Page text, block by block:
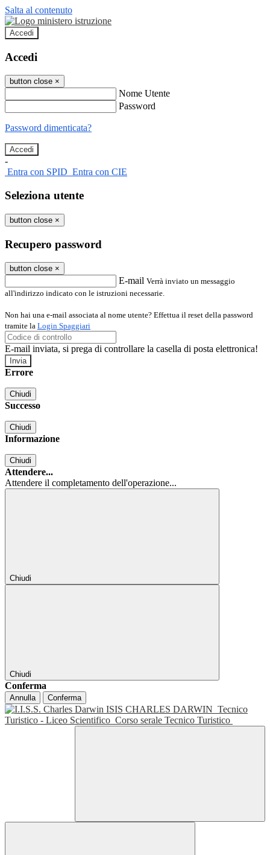
Salta al contenuto
Accedi
Accedi
button close ×
Nome Utente
Password
Password dimenticata?
-
Entra con SPID Entra con CIE
Seleziona utente
button close ×
Recupero password
button close ×
E-mail Verrà inviato un messaggio
all'indirizzo indicato con le istruzioni necessarie.
Non hai una e-mail associata al nome utente? Effettua il reset della password
tramite la Login Spaggiari
E-mail inviata, si prega di controllare la casella di posta elettronica!
Errore
Chiudi
Successo
Chiudi
Informazione
Chiudi
Attendere...
Attendere il completamento dell'operazione...
Chiudi
Chiudi
Conferma
Annulla Conferma
ISIS CHARLES DARWIN Tecnico
Turistico - Liceo Scientifico Corso serale Tecnico Turistico